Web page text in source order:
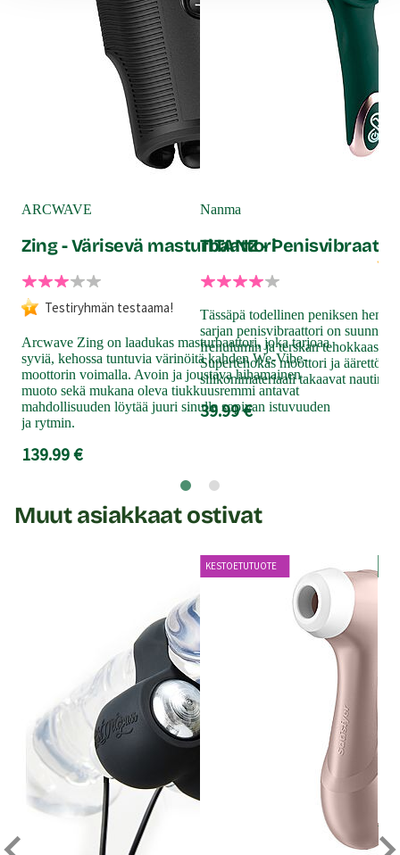
Väri: Musta
Lähetyspaketin koko: 30 x 21 x 13 cm
Lähetyksen paino: ~ 0.5 kg
ARCWAVE
Zing - Värisevä masturbaattori
Testiryhmän testaama!
Arcwave Zing on laadukas masturbaattori, joka tarjoaa
syviä, kehossa tuntuvia värinöitä kahden We-Vibe-
moottorin voimalla. Avoin ja joustava hihamainen
muoto sekä mukana oleva tiukkuusremmi antavat
mahdollisuuden löytää juuri sinulle sopivan istuvuuden
ja rytmin.
139.99 €
Nanma
TITANZ -
Tässäpä todellinen peniksen
sarjan penisvibraattori on
frenulumin ja terskan
Supertehokas moottori ja
silikonimateriaali takaavat
39.99 €
on
Muut asiakkaat ostivat
KESTOETUTUOTE